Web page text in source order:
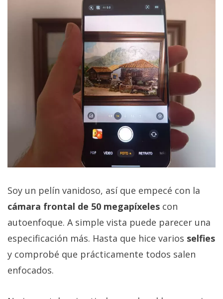
Soy un pelín vanidoso, así que empecé con la
cámara frontal de 50 megapíxeles con
autoenfoque. A simple vista puede parecer una
especificación más. Hasta que hice varios selfies
y comprobé que prácticamente todos salen
enfocados.